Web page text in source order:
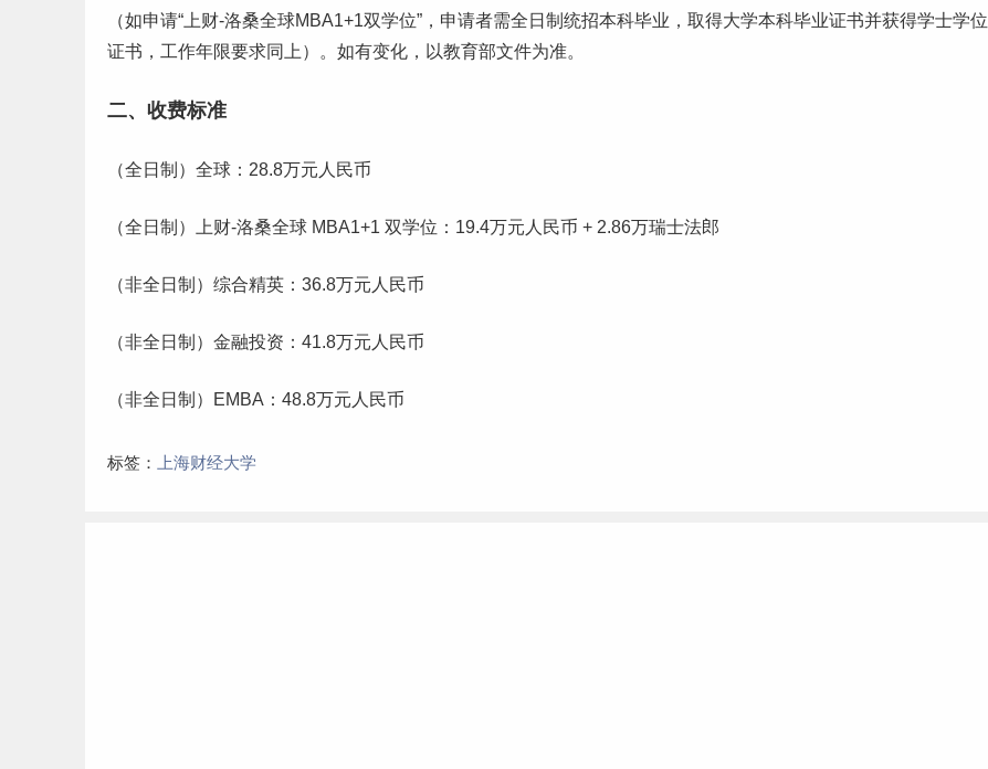
（如申请“上财-洛桑全球MBA1+1双学位”，申请者需全日制统招本科毕业，取得大学本科毕业证书并获得学士学位
证书，工作年限要求同上）。如有变化，以教育部文件为准。
二、 收费标准
（全日制）全球：28.8万元人民币
（全日制）上财-洛桑全球 MBA1+1 双学位：19.4万元人民币 + 2.86万瑞士法郎
（非全日制）综合精英：36.8万元人民币
（非全日制）金融投资：41.8万元人民币
（非全日制）EMBA：48.8万元人民币
标签： 上海财经大学